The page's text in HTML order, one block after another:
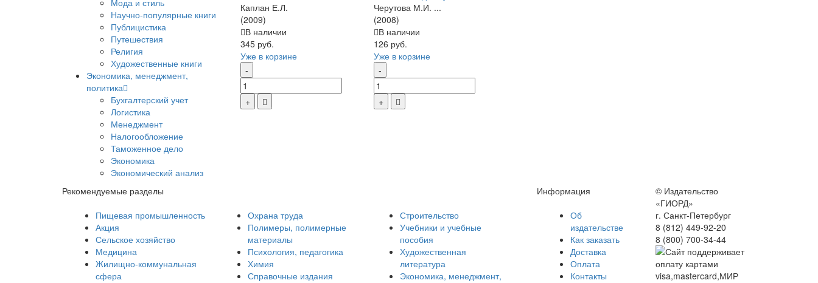
Мода и стиль
Научно-популярные книги
Публицистика
Путешествия
Религия
Художественные книги
Экономика, менеджмент,
политика
Бухгалтерский учет
Логистика
Менеджмент
Налогообложение
Таможенное дело
Экономика
Экономический анализ
Каплан Е.Л.
(2009)
В наличии
345 руб.
Уже в корзине
Черутова М.И. ...
(2008)
В наличии
126 руб.
Уже в корзине
Рекомендуемые разделы Информация
© Издательство
«ГИОРД»
Пищевая промышленность
Акция
Сельское хозяйство
Медицина
Жилищно-коммунальная
сфера
Охрана труда
Полимеры, полимерные
материалы
Психология, педагогика
Химия
Справочные издания
Строительство
Учебники и учебные
пособия
Художественная
литература
Экономика, менеджмент,
Об
издательстве
Как заказать
Доставка
Оплата
Контакты
г. Санкт-Петербург
8 (812) 449-92-20
8 (800) 700-34-44